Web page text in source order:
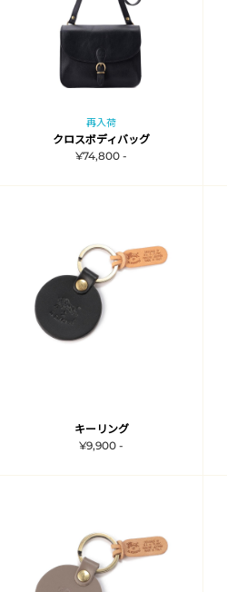
再入荷
クロスボディバッグ
¥74,800 -
キーリング
¥9,900 -